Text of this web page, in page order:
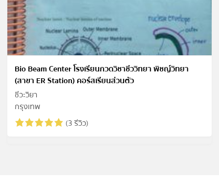
Bio Beam Center โรงเรียนกวดวิชาชีววิทยา พิชญ์วิทยา
(สาขา ER Station) คอร์สเรียนส่วนตัว
ชีวะวิยา
กรุงเทพ
(3 รีวิว)